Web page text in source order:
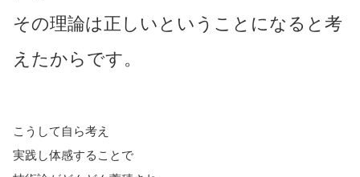
その理論は正しいということになると考
えたからです。
こうして自ら考え
実践し体感することで